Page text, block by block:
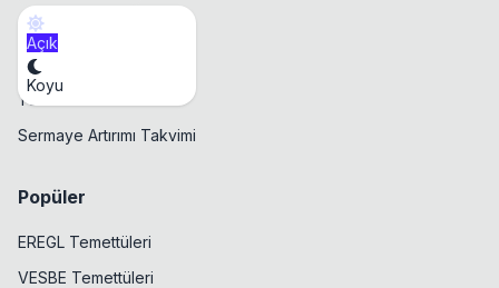
Açık
Koyu
Takvim
Temettü Takvimi
Sermaye Artırımı Takvimi
Popüler
EREGL Temettüleri
VESBE Temettüleri